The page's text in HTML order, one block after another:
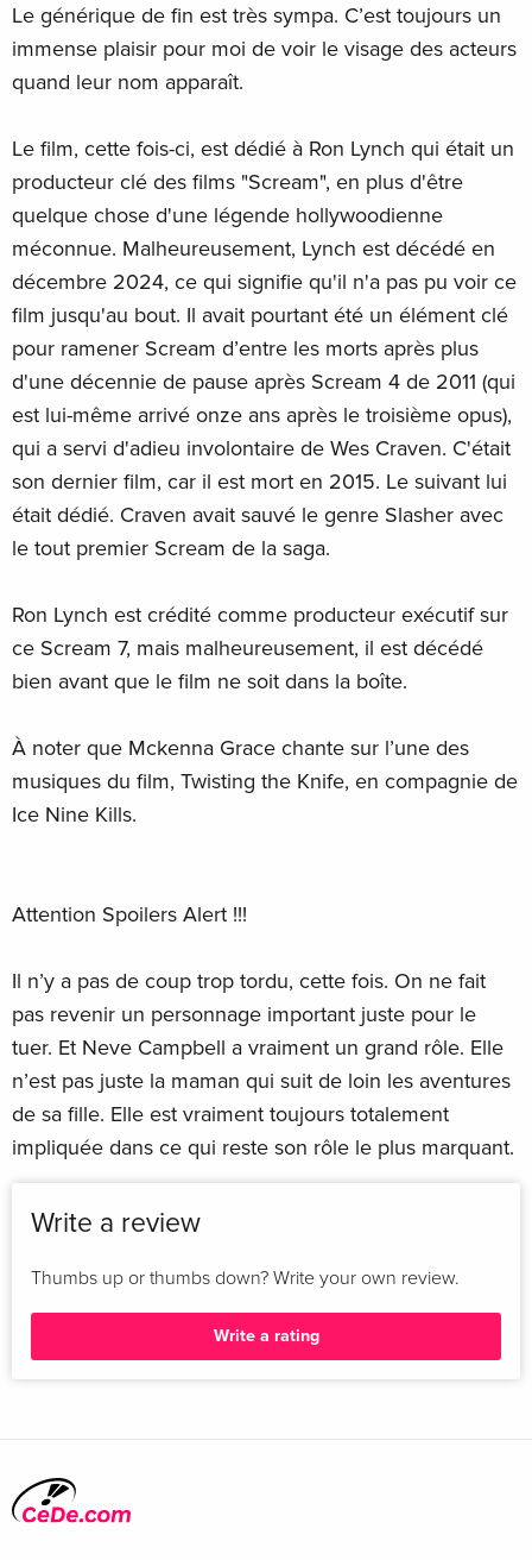
Le générique de fin est très sympa. C’est toujours un
immense plaisir pour moi de voir le visage des acteurs
quand leur nom apparaît.
Le film, cette fois-ci, est dédié à Ron Lynch qui était un
producteur clé des films "Scream", en plus d'être
quelque chose d'une légende hollywoodienne
méconnue. Malheureusement, Lynch est décédé en
décembre 2024, ce qui signifie qu'il n'a pas pu voir ce
film jusqu'au bout. Il avait pourtant été un élément clé
pour ramener Scream d’entre les morts après plus
d'une décennie de pause après Scream 4 de 2011 (qui
est lui-même arrivé onze ans après le troisième opus),
qui a servi d'adieu involontaire de Wes Craven. C'était
son dernier film, car il est mort en 2015. Le suivant lui
était dédié. Craven avait sauvé le genre Slasher avec
le tout premier Scream de la saga.
Ron Lynch est crédité comme producteur exécutif sur
ce Scream 7, mais malheureusement, il est décédé
bien avant que le film ne soit dans la boîte.
À noter que Mckenna Grace chante sur l’une des
musiques du film, Twisting the Knife, en compagnie de
Ice Nine Kills.
Attention Spoilers Alert !!!
Il n’y a pas de coup trop tordu, cette fois. On ne fait
pas revenir un personnage important juste pour le
tuer. Et Neve Campbell a vraiment un grand rôle. Elle
n’est pas juste la maman qui suit de loin les aventures
de sa fille. Elle est vraiment toujours totalement
impliquée dans ce qui reste son rôle le plus marquant.
Write a review
Thumbs up or thumbs down? Write your own review.
Write a rating